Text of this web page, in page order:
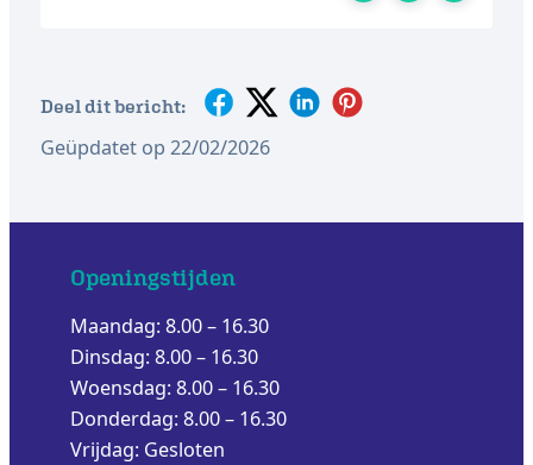
Deel dit bericht:
Geüpdatet op 22/02/2026
Openingstijden
Maandag: 8.00 – 16.30
Dinsdag: 8.00 – 16.30
Woensdag: 8.00 – 16.30
Donderdag: 8.00 – 16.30
Vrijdag: Gesloten